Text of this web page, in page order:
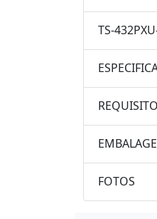
TS-
FOTOS